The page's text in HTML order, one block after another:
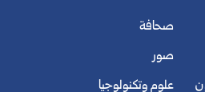
صحافة
صور
علوم وتكنولوجيا